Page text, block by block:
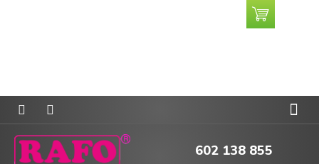
602 138 855
Nákupní
košík